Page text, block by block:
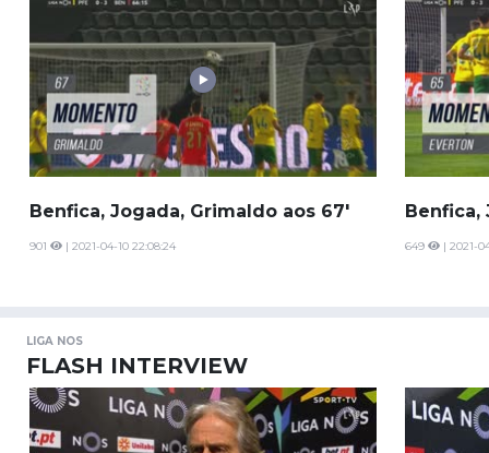
Benfica, Jogada, Grimaldo aos 67'
901 | 2021-04-10 22:08:24
Benfica,
649 | 2021-
LIGA NOS
FLASH INTERVIEW